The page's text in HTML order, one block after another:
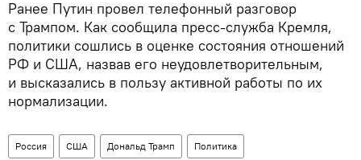
Ранее Путин провел телефонный разговор
с Трампом. Как сообщила пресс-служба Кремля,
политики сошлись в оценке состояния отношений
РФ и США, назвав его неудовлетворительным,
и высказались в пользу активной работы по их
нормализации.
Россия США Дональд Трамп Политика